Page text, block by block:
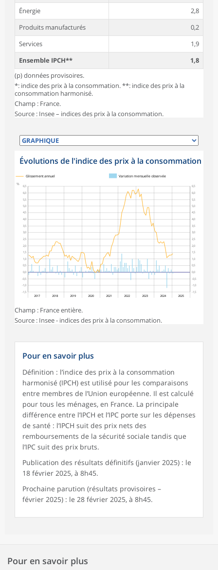
Énergie
2,8
Produits manufacturés
0,2
Services
1,9
Ensemble IPCH**
1,8
(p) données provisoires.
*: indice des prix à la consommation. **: indice des prix à la
consommation harmonisé.
Champ : France.
Source : Insee – indices des prix à la consommation.
Évolutions de l'indice des prix à la consommation
0,0
0,5
1,0
1,5
2,0
2,5
3,0
3,5
4,0
4,5
5,0
5,5
6,0
6,5
-0,5
-1,0
-1,5 -1,5
-1,0
-0,5
0,0
0,5
1,0
1,5
2,0
2,5
3,0
3,5
4,0
4,5
5,0
5,5
6,0
6,5
%
2017 2018 2019 2020 2021 2022 2023 2024 2025
Glissement annuel Variation mensuelle observée
Champ : France entière.
Source : Insee - indices des prix à la consommation.
Pour en savoir plus
Définition : l’indice des prix à la consommation
harmonisé (IPCH) est utilisé pour les comparaisons
entre membres de l’Union européenne. Il est calculé
pour tous les ménages, en France. La principale
différence entre l’IPCH et l’IPC porte sur les dépenses
de santé : l’IPCH suit des prix nets des
remboursements de la sécurité sociale tandis que
l’IPC suit des prix bruts.
Publication des résultats définitifs (janvier 2025) : le
18 février 2025, à 8h45.
Prochaine parution (résultats provisoires –
février 2025) : le 28 février 2025, à 8h45.
Pour en savoir plus